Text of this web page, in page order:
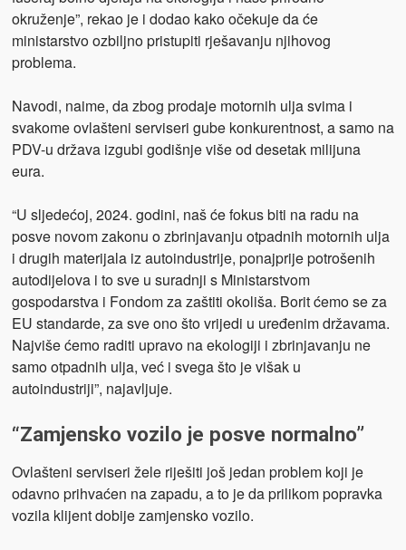
okruženje”, rekao je i dodao kako očekuje da će
ministarstvo ozbiljno pristupiti rješavanju njihovog
problema.
Navodi, naime, da zbog prodaje motornih ulja svima i
svakome ovlašteni serviseri gube konkurentnost, a samo na
PDV-u država izgubi godišnje više od desetak milijuna
eura.
“U sljedećoj, 2024. godini, naš će fokus biti na radu na
posve novom zakonu o zbrinjavanju otpadnih motornih ulja
i drugih materijala iz autoindustrije, ponajprije potrošenih
autodijelova i to sve u suradnji s Ministarstvom
gospodarstva i Fondom za zaštiti okoliša. Borit ćemo se za
EU standarde, za sve ono što vrijedi u uređenim državama.
Najviše ćemo raditi upravo na ekologiji i zbrinjavanju ne
samo otpadnih ulja, već i svega što je višak u
autoindustriji”, najavljuje.
“Zamjensko vozilo je posve normalno”
Ovlašteni serviseri žele riješiti još jedan problem koji je
odavno prihvaćen na zapadu, a to je da prilikom popravka
vozila klijent dobije zamjensko vozilo.